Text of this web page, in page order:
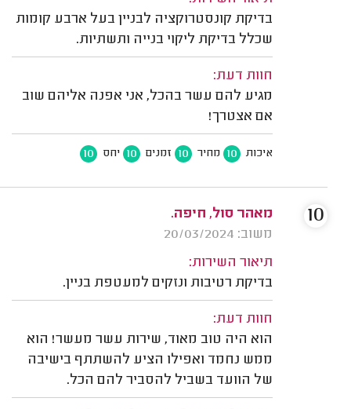
בדיקת קונסטרוקציה לבניין בעל ארבע קומות
שכלל בדיקת ליקוי בנייה ותשתיות.
חוות דעת:
מגיע להם עשר בהכל, אני אפנה אליהם שוב
אם אצטרך!
איכות 10 מחיר 10 זמנים 10 יחס 10
מאהר סול, חיפה.
משוב: 20/03/2024
תיאור השירות:
בדיקת רטיבות ונזקים למעטפת בניין.
חוות דעת:
הוא היה טוב מאוד, שירות עשר מעשר! הוא
ממש נחמד ואפילו הציע להשתתף בישיבה
של הוועד בשביל להסביר להם הכל.
10